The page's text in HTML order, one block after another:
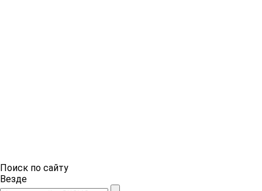
Поиск по сайту
Везде